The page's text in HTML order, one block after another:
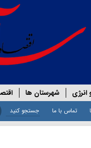
انرژی شهرستان ها
تماس با ما